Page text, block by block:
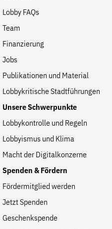
Lobby FAQs
Team
Finanzierung
Jobs
Publikationen und Material
Lobbykritische Stadtführungen
Unsere Schwerpunkte
Lobbykontrolle und Regeln
Lobbyismus und Klima
Macht der Digitalkonzerne
Spenden & Fördern
Fördermitglied werden
Jetzt Spenden
Geschenkspende